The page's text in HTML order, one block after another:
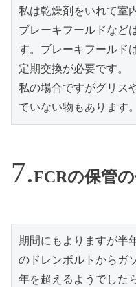
私は乾燥剤をいれて室
ブレーキフールドなど
す。ブレーキフールド
定期交換が必要です。
私の場合ですがグリス
ていない物もあります
FCRの保管
期間にもよりますが半
のドレンボルトからガ
年を超えるようでした